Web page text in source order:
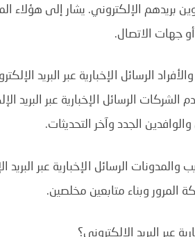
بريدهم الإلكتروني. يشار إلى هؤلاء
جهات الاتصال.
الرسائل الإخبارية عبر البريد
الشركات الرسائل الإخبارية عبر البريد
الجدد وآخر التحديثات.
الرسائل الإخبارية عبر البريد
المرور وبناء متابعين مخلصين.
عبر البريد الإلكتروني؟